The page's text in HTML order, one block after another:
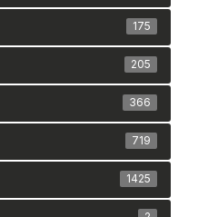
175
205
366
719
1425